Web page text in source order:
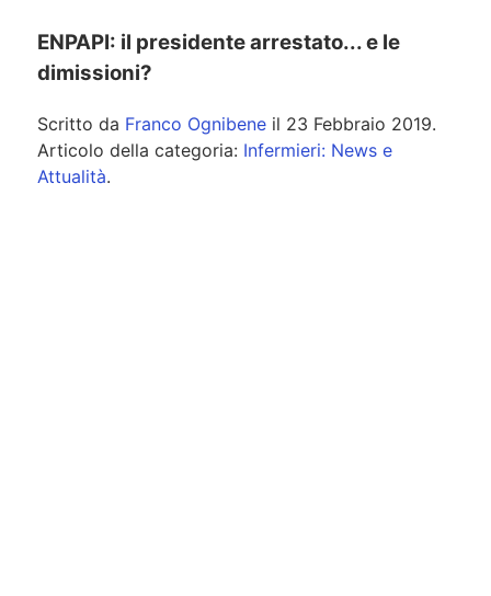
ENPAPI: il presidente arrestato... e le
dimissioni?
Scritto da Franco Ognibene il 23 Febbraio 2019.
Articolo della categoria: Infermieri: News e
Attualità.